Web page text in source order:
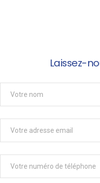
Laissez-